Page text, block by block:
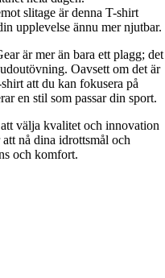
slitage är denna T-shirt
upplevelse ännu mer njutbar.
är mer än bara ett plagg; det
Oavsett om det är
att du kan fokusera på
en stil som passar din sport.
välja kvalitet och innovation
nå dina idrottsmål och
och komfort.